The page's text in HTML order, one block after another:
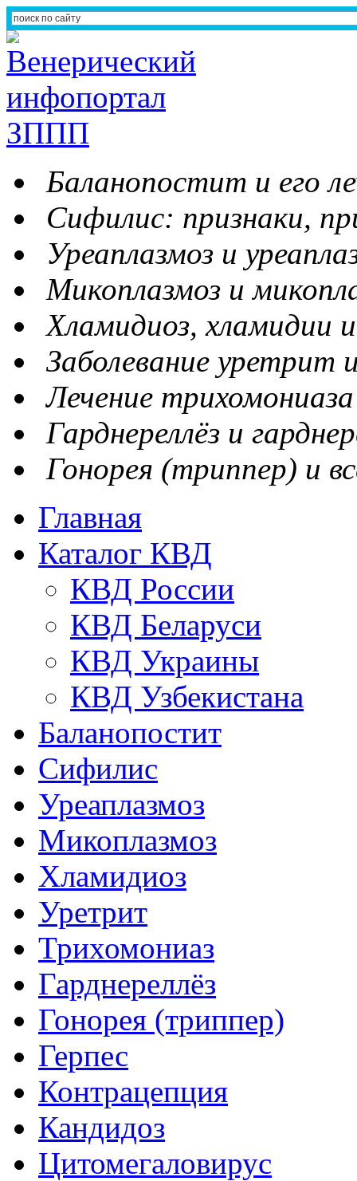
Баланопостит и его
Сифилис: признаки,
Уреаплазмоз и
Микоплазмоз и
Хламидиоз, хламидии
Заболевание уретрит
Лечение
Гарднереллёз и
Гонорея (триппер) и
Главная
Каталог КВД
КВД России
КВД Беларуси
КВД Украины
КВД Узбекистана
Баланопостит
Сифилис
Уреаплазмоз
Микоплазмоз
Хламидиоз
Уретрит
Трихомониаз
Гарднереллёз
Гонорея (триппер)
Герпес
Контрацепция
Кандидоз
Цитомегаловирус